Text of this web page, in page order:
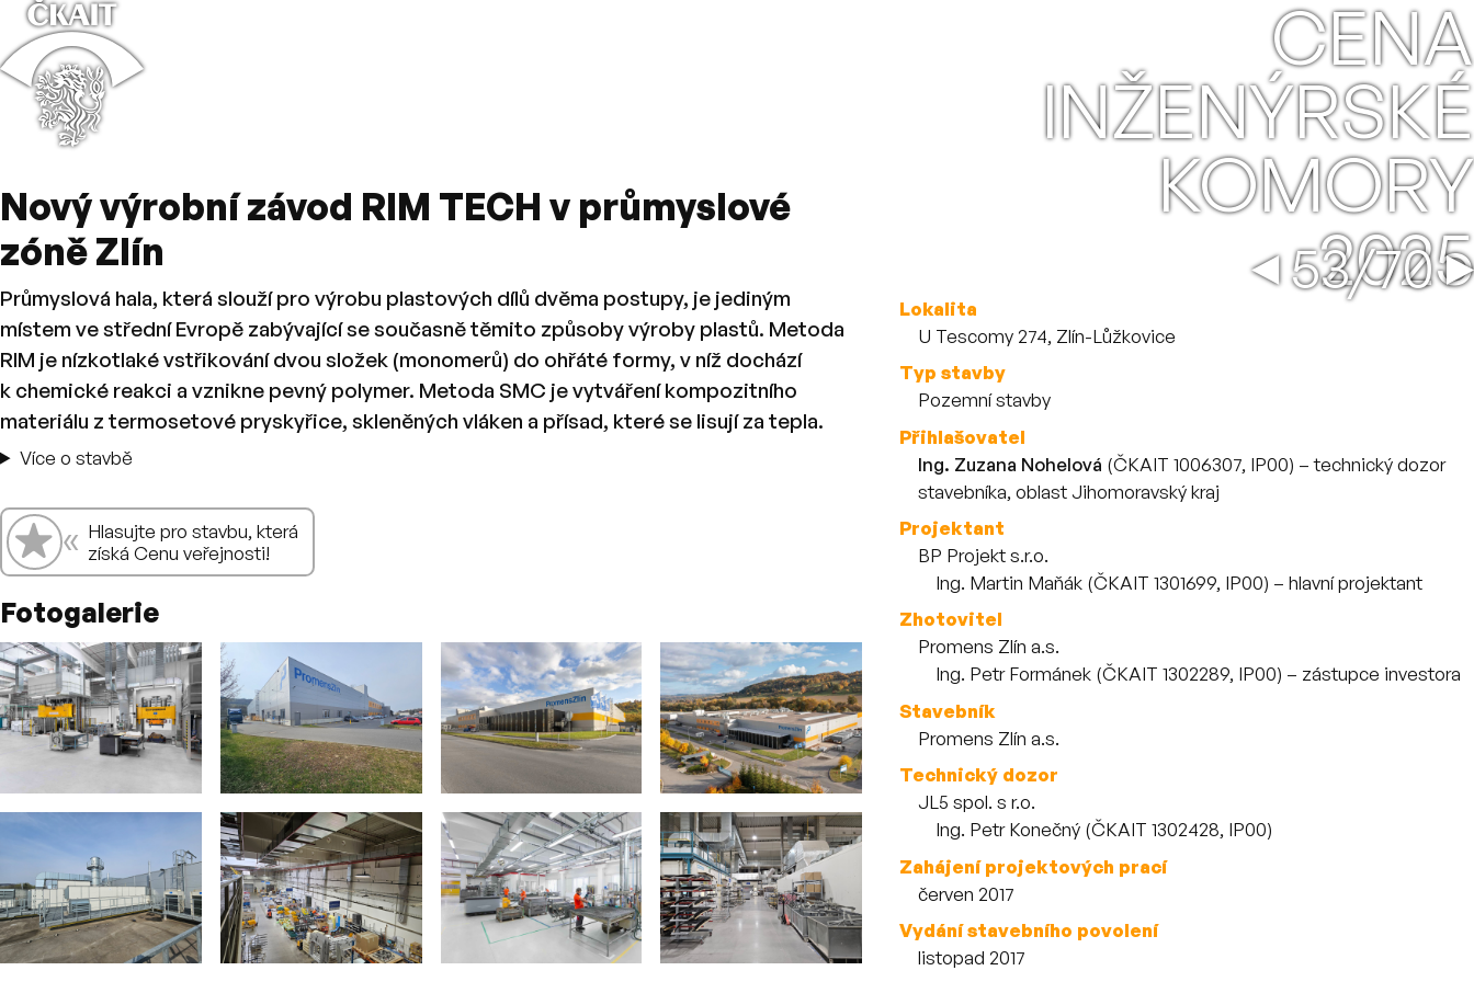
CENA
INŽENÝRSKÉ
KOMORY
2025
⌂
←Vratná
53/70→
Nový výrobní závod RIM TECH v průmyslové
zóně Zlín
Průmyslová hala, která slouží pro výrobu plastových dílů dvěma postupy, je jediným
místem ve střední Evropě zabývající se současně těmito způsoby výroby plastů. Metoda
RIM je nízkotlaké vstřikování dvou složek (monomerů) do ohřáté formy, v níž dochází
k chemické reakci a vznikne pevný polymer. Metoda SMC je vytváření kompozitního
materiálu z termosetové pryskyřice, skleněných vláken a přísad, které se lisují za tepla.
Více o stavbě
Hlasování
👍 « Hlasujte pro stavbu, která
získá Cenu veřejnosti!
Fotogalerie
Více o stavbě
Lokalita
U Tescomy 274, Zlín-Lůžkovice
Typ stavby
Pozemní stavby
Přihlašovatel
Ing. Zuzana Nohelová (ČKAIT 1006307, IP00) – technický dozor
stavebníka, oblast Jihomoravský kraj
Projektant
BP Projekt s.r.o.
Zaměstnanci
Ing. Martin Maňák (ČKAIT 1301699, IP00) – hlavní projektant
Zhotovitel
Promens Zlín a.s.
Zaměstnanci
Ing. Petr Formánek (ČKAIT 1302289, IP00) – zástupce investora
Stavebník
Promens Zlín a.s.
Technický dozor
JL5 spol. s r.o.
Zaměstnanci
Ing. Petr Konečný (ČKAIT 1302428, IP00)
Zahájení projektových prací
červen 2017
Vydání stavebního povolení
listopad 2017